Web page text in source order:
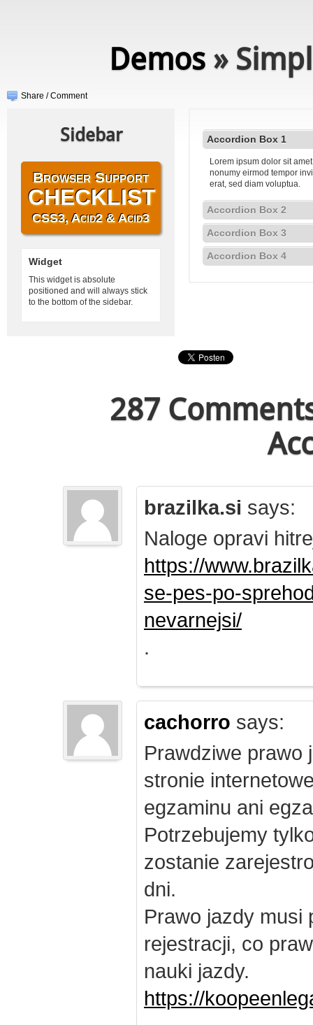
Demos»
Share / Comment
Accordion Box 1
Lorem ipsum dolor sit
nonumy eirmod tempor
erat, sed diam voluptua.
Accordion Box 2
Accordion Box 3
Accordion Box 4
Sidebar
Browser Support
CHECKLIST
CSS3, Acid2 & Acid3
Widget
This widget is absolute
positioned and will always stick
to the bottom of the sidebar.
287
brazilka.si says:
Naloge opravi
https://
se-pes-po-
nevarnejsi/
.
cachorro says:
Prawdziwe prawo
stronie
egzaminu ani
Potrzebujemy
zostanie
dni.
Prawo jazdy musi
rejestracji, co
nauki jazdy.
https://